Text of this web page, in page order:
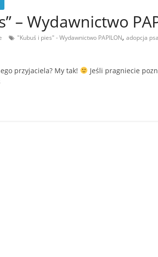
– Wydawnictwo
"Kubuś i pies" - Wydawnictwo PAPILON, adopcja psa
przyjaciela? My tak!
Jeśli pragniecie